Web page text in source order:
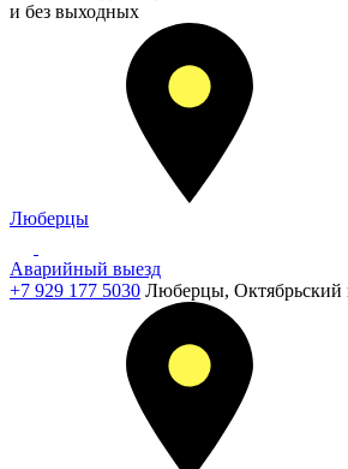
и без выходных
Люберцы
Аварийный выезд
+7 929 177 5030 Люберцы, Октябрьский